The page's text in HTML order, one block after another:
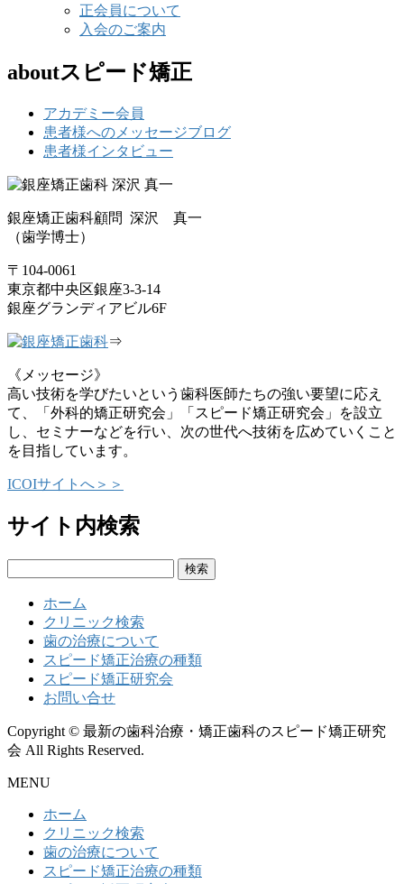
正会員について
入会のご案内
aboutスピード矯正
アカデミー会員
患者様へのメッセージブログ
患者様インタビュー
銀座矯正歯科顧問 深沢 真一
（歯学博士）
〒104-0061
東京都中央区銀座3-3-14
銀座グランディアビル6F
⇒
《メッセージ》
高い技術を学びたいという歯科医師たちの強い要望に応え
て、「外科的矯正研究会」「スピード矯正研究会」を設立
し、セミナーなどを行い、次の世代へ技術を広めていくこと
を目指しています。
ICOIサイトへ＞＞
サイト内検索
ホーム
クリニック検索
歯の治療について
スピード矯正治療の種類
スピード矯正研究会
お問い合せ
Copyright © 最新の歯科治療・矯正歯科のスピード矯正研究
会 All Rights Reserved.
MENU
ホーム
クリニック検索
歯の治療について
スピード矯正治療の種類